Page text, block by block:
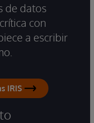
de datos
con
a escribir
IRIS